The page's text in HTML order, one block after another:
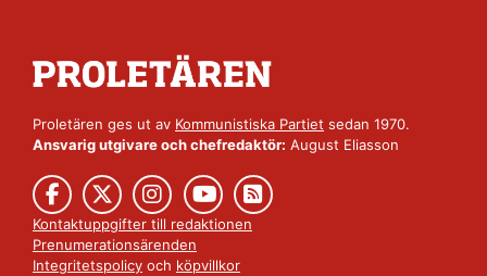
Proletären ges ut av Kommunistiska Partiet sedan 1970.
Ansvarig utgivare och chefredaktör: August Eliasson
Kontaktuppgifter till redaktionen
Prenumerationsärenden
Integritetspolicy och köpvillkor